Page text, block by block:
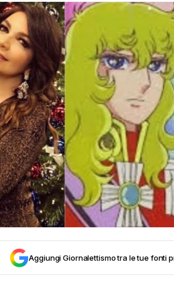
Aggiungi Giornalettismo tra le tue fonti